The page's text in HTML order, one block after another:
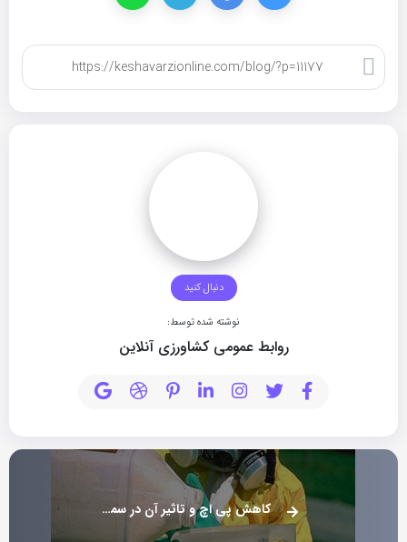
دنبال کنید
نوشته شده توسط:
روابط عمومی کشاورزی آنلاین
کاهش پی اچ و تاثیر آن در سموم و کودها